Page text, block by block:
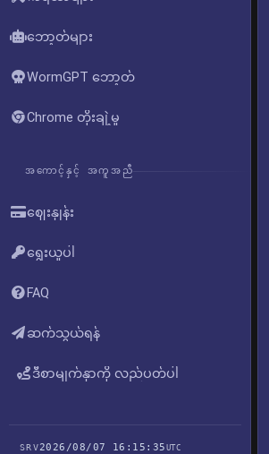
ဘော့တ်များ
WormGPT ဘော့တ်
Chrome တိုးချဲ့မှု
အကောင့်နှင့် အကူအညီ
ဈေးနှုန်း
ရွေးယူပါ
FAQ
ဆက်သွယ်ရန်
ဒီစာမျက်နှာကို လည်ပတ်ပါ
SRV2026/08/07 16:15:35UTC